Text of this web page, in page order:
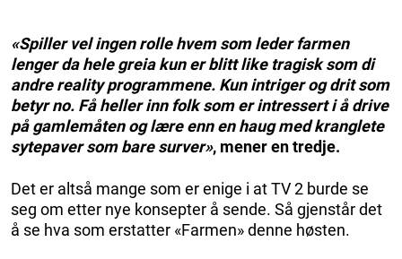
«Spiller vel ingen rolle hvem som leder farmen
lenger da hele greia kun er blitt like tragisk som di
andre reality programmene. Kun intriger og drit som
betyr no. Få heller inn folk som er intressert i å drive
på gamlemåten og lære enn en haug med kranglete
sytepaver som bare surver», mener en tredje.
Det er altså mange som er enige i at TV 2 burde se
seg om etter nye konsepter å sende. Så gjenstår det
å se hva som erstatter «Farmen» denne høsten.